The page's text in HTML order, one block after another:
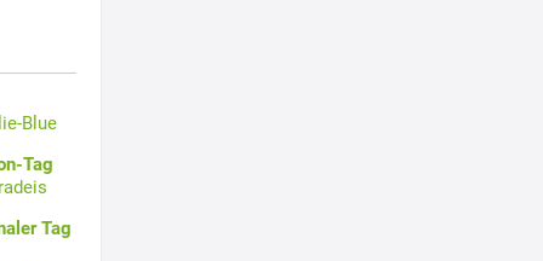
Blue
Tag
Tag